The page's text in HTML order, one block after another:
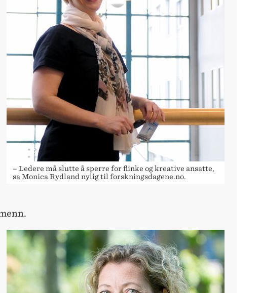
– Ledere må slutte å sperre for flinke og kreative ansatte,
sa Monica Rydland nylig til forskningsdagene.no.